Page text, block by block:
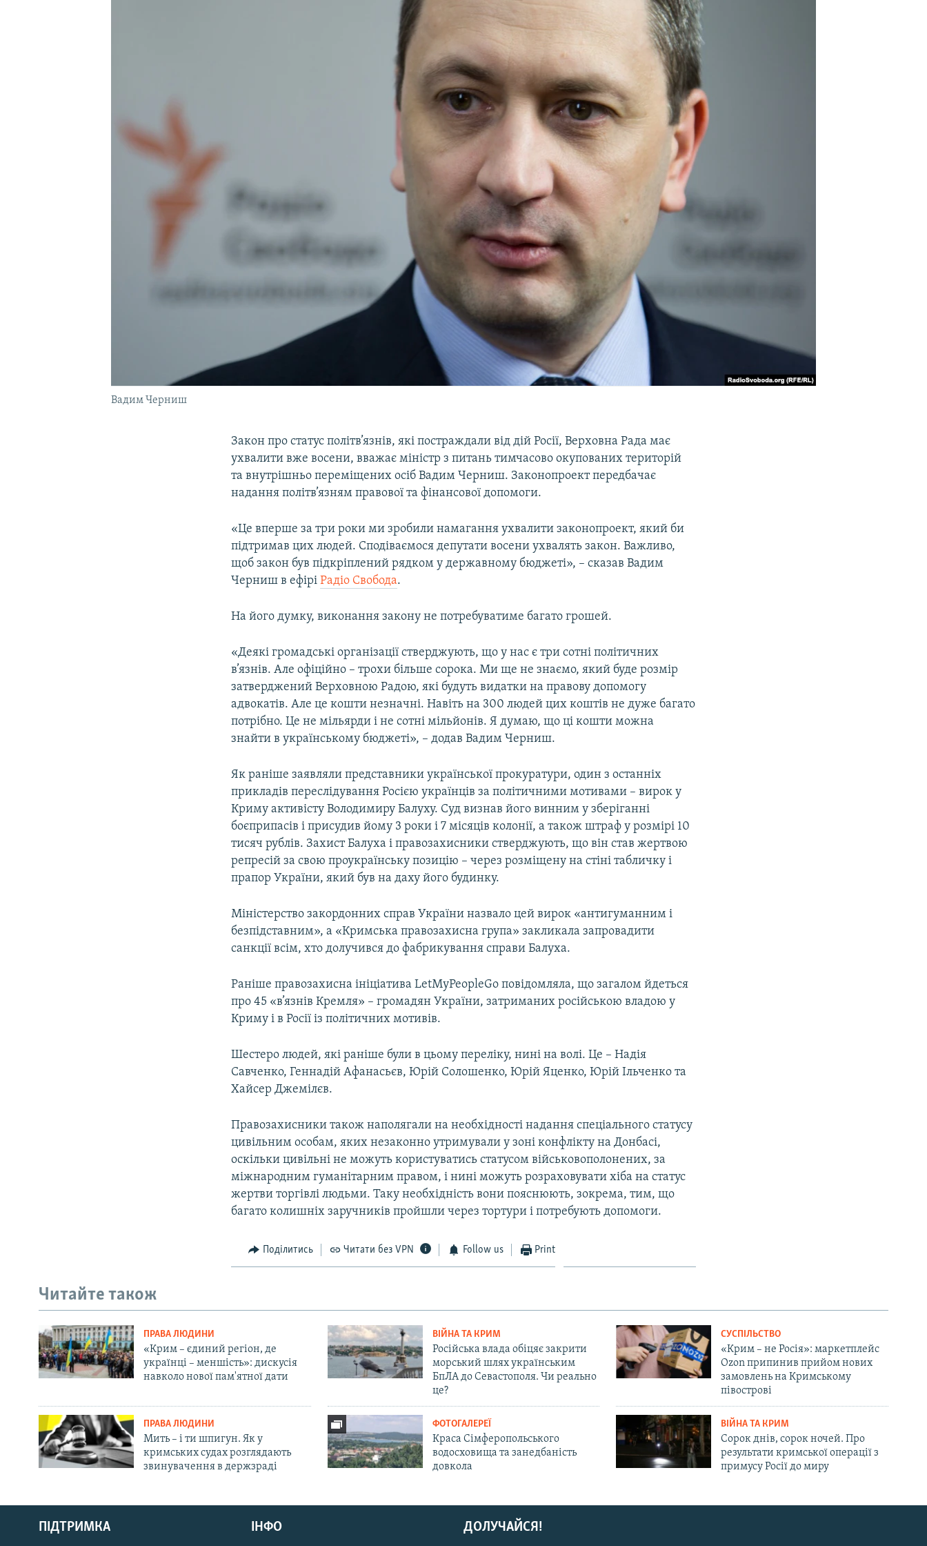
Русский
Qırımtatar
Вадим Черниш
Закон про статус політв’язнів, які постраждали від дій Росії, Верховна Рада має
ухвалити вже восени, вважає міністр з питань тимчасово окупованих територій
та внутрішньо переміщених осіб Вадим Черниш. Законопроект передбачає
надання політв’язням правової та фінансової допомоги.
«Це вперше за три роки ми зробили намагання ухвалити законопроект, який би
підтримав цих людей. Сподіваємося депутати восени ухвалять закон. Важливо,
щоб закон був підкріплений рядком у державному бюджеті», – сказав Вадим
Черниш в ефіріРадіо Свобода.
На його думку, виконання закону не потребуватиме багато грошей.
«Деякі громадські організації стверджують, що у нас є три сотні політичних
в’язнів. Але офіційно – трохи більше сорока. Ми ще не знаємо, який буде розмір
затверджений Верховною Радою, які будуть видатки на правову допомогу
адвокатів. Але це кошти незначні. Навіть на 300 людей цих коштів не дуже багато
потрібно. Це не мільярди і не сотні мільйонів. Я думаю, що ці кошти можна
знайти в українському бюджеті», – додав Вадим Черниш.
Як раніше заявляли представники української прокуратури, один з останніх
прикладів переслідування Росією українців за політичними мотивами – вирок у
Криму активісту Володимиру Балуху. Суд визнав його винним у зберіганні
боєприпасів і присудив йому 3 роки і 7 місяців колонії, а також штраф у розмірі 10
тисяч рублів. Захист Балуха і правозахисники стверджують, що він став жертвою
репресій за свою проукраїнську позицію – через розміщену на стіні табличку і
прапор України, який був на даху його будинку.
Міністерство закордонних справ України назвало цей вирок «антигуманним і
безпідставним», а «Кримська правозахисна група» закликала запровадити
санкції всім, хто долучився до фабрикування справи Балуха.
Раніше правозахисна ініціатива LetMyPeopleGo повідомляла, що загалом йдеться
про 45 «в’язнів Кремля» – громадян України, затриманих російською владою у
Криму і в Росії із політичних мотивів.
Шестеро людей, які раніше були в цьому переліку, нині на волі. Це – Надія
Савченко, Геннадій Афанасьєв, Юрій Солошенко, Юрій Яценко, Юрій Ільченко та
Хайсер Джемілєв.
Правозахисники також наполягали на необхідності надання спеціального статусу
цивільним особам, яких незаконно утримували у зоні конфлікту на Донбасі,
оскільки цивільні не можуть користуватись статусом військовополонених, за
міжнародним гуманітарним правом, і нині можуть розраховувати хіба на статус
жертви торгівлі людьми. Таку необхідність вони пояснюють, зокрема, тим, що
багато колишніх заручників пройшли через тортури і потребують допомоги.
Поділитись Читати без VPN Follow us Print
Читайте також
ПРАВА ЛЮДИНИ
«Крим – єдиний регіон, де
українці – меншість»: дискусія
навколо нової пам'ятної дати
ВІЙНА ТА КРИМ
Російська влада обіцяє закрити
морський шлях українським
БпЛА до Севастополя. Чи реально
це?
СУСПІЛЬСТВО
«Крим – не Росія»: маркетплейс
Ozon припинив прийом нових
замовлень на Кримському
півострові
ПРАВА ЛЮДИНИ
Мить – і ти шпигун. Як у
кримських судах розглядають
звинувачення в держзраді
ФОТОГАЛЕРЕЇ
Краса Сімферопольського
водосховища та занедбаність
довкола
ВІЙНА ТА КРИМ
Сорок днів, сорок ночей. Про
результати кримської операції з
примусу Росії до миру
ДОЛУЧАЙСЯ!
ПІДТРИМКА ІНФО